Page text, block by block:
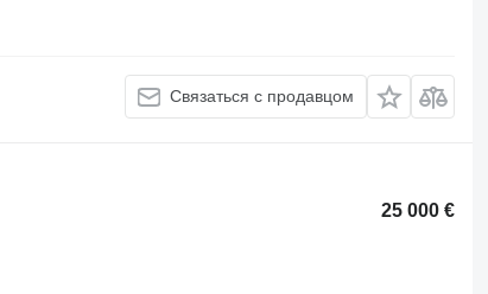
Связаться с продавцом
25 000 €